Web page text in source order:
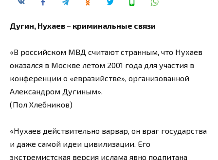
Дугин, Нухаев – криминальные связи
«В российском МВД считают странным, что Нухаев
оказался в Москве летом 2001 года для участия в
конференции о «евразийстве», организованной
Александром Дугиным».
(Пол Хлебников)
«Нухаев действительно варвар, он враг государства
и даже самой идеи цивилизации. Его
экстремистская версия ислама явно подпитана